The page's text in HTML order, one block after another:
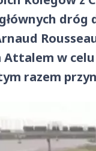
w
razem